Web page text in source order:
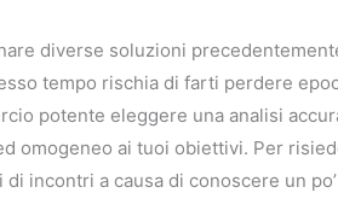
diverse soluzioni
tempo rischia di farti perdere
potente eleggere una analisi
omogeneo ai tuoi obiettivi. Per
incontri a causa di conoscere un